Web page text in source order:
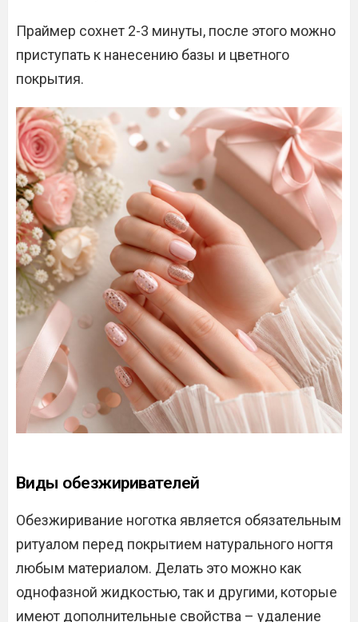
Праймер сохнет 2-3 минуты, после этого можно
приступать к нанесению базы и цветного
покрытия.
Виды обезжиривателей
Обезжиривание ноготка является обязательным
ритуалом перед покрытием натурального ногтя
любым материалом. Делать это можно как
однофазной жидкостью, так и другими, которые
имеют дополнительные свойства – удаление